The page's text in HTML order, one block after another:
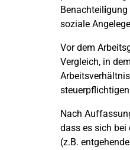
Benachteiligung
soziale
Vor dem
Vergleich, in
steuerpflichtigen
Nach
dass es sich bei
(z.B.